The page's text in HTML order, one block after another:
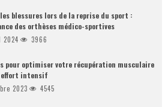
blessures lors de la reprise du sport :
des orthèses médico-sportives
2024 3966
pour optimiser votre récupération musculaire
effort intensif
2023 4545